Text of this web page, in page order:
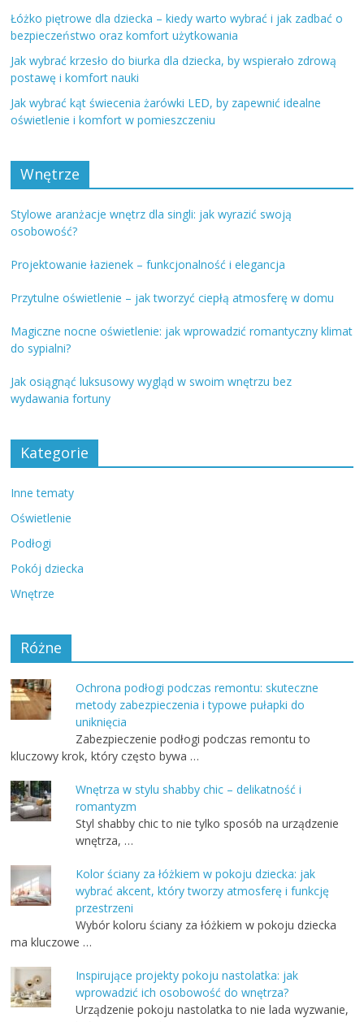
Łóżko piętrowe dla dziecka – kiedy warto wybrać i jak zadbać o
bezpieczeństwo oraz komfort użytkowania
Jak wybrać krzesło do biurka dla dziecka, by wspierało zdrową
postawę i komfort nauki
Jak wybrać kąt świecenia żarówki LED, by zapewnić idealne
oświetlenie i komfort w pomieszczeniu
Wnętrze
Stylowe aranżacje wnętrz dla singli: jak wyrazić swoją
osobowość?
Projektowanie łazienek – funkcjonalność i elegancja
Przytulne oświetlenie – jak tworzyć ciepłą atmosferę w domu
Magiczne nocne oświetlenie: jak wprowadzić romantyczny klimat
do sypialni?
Jak osiągnąć luksusowy wygląd w swoim wnętrzu bez
wydawania fortuny
Kategorie
Inne tematy
Oświetlenie
Podłogi
Pokój dziecka
Wnętrze
Różne
Ochrona podłogi podczas remontu: skuteczne
metody zabezpieczenia i typowe pułapki do
uniknięcia
Zabezpieczenie podłogi podczas remontu to
kluczowy krok, który często bywa …
Wnętrza w stylu shabby chic – delikatność i
romantyzm
Styl shabby chic to nie tylko sposób na urządzenie
wnętrza, …
Kolor ściany za łóżkiem w pokoju dziecka: jak
wybrać akcent, który tworzy atmosferę i funkcję
przestrzeni
Wybór koloru ściany za łóżkiem w pokoju dziecka
ma kluczowe …
Inspirujące projekty pokoju nastolatka: jak
wprowadzić ich osobowość do wnętrza?
Urządzenie pokoju nastolatka to nie lada wyzwanie,